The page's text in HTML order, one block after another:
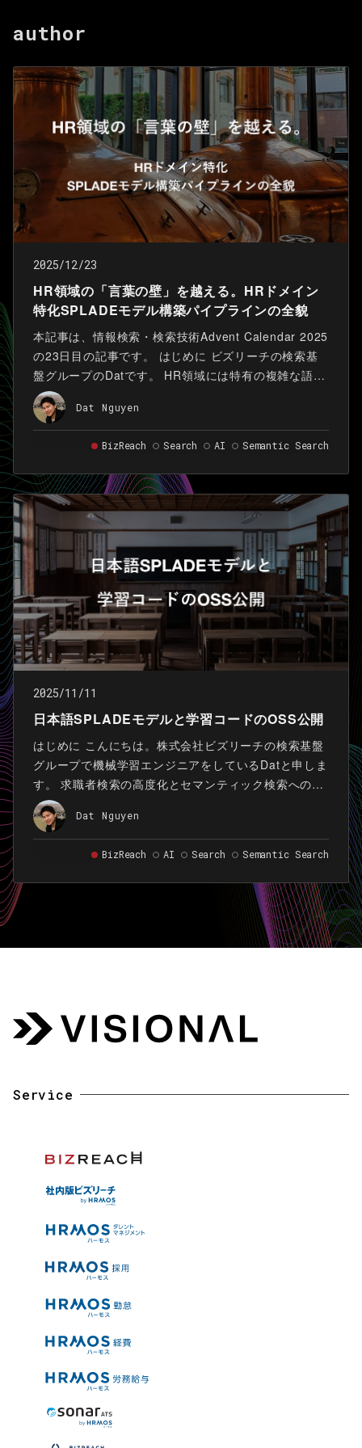
author
2025/12/23
HR領域の「言葉の壁」を越える。HRドメイン
特化SPLADEモデル構築パイプラインの全貌
本記事は、情報検索・検索技術Advent Calendar 2025
の23日目の記事です。 はじめに ビズリーチの検索基
盤グループのDatです。 HR領域には特有の複雑な語彙
があるため、汎用の検索モデルを使っても専門用語が
正しく出力しないことがよくあります。 本記事では、
そのような課題に対応するために、語彙の定義から作
り直したHRドメイン特化SPLADEモデルの構築事例を
紹介します。
Dat Nguyen
BizReach Search AI Semantic Search
2025/11/11
日本語SPLADEモデルと学習コードのOSS公開
はじめに こんにちは。株式会社ビズリーチの検索基盤
グループで機械学習エンジニアをしているDatと申しま
す。 求職者検索の高度化とセマンティック検索への挑
戦 「ビズリーチ」では、企業と求職者との最適なマッ
チング機会を最大化するため、日々検索品質の向上に
取り組んでいます。特に、求職者の職務経歴書や企業
の求人票の複雑な内容を深く理解し、関連性の高い候
補者を見つけ出すことは、プラットフォームのコアな
課題です。この課題を解決するため、我々はセマンテ
Dat Nguyen
BizReach AI Search Semantic Search
Service